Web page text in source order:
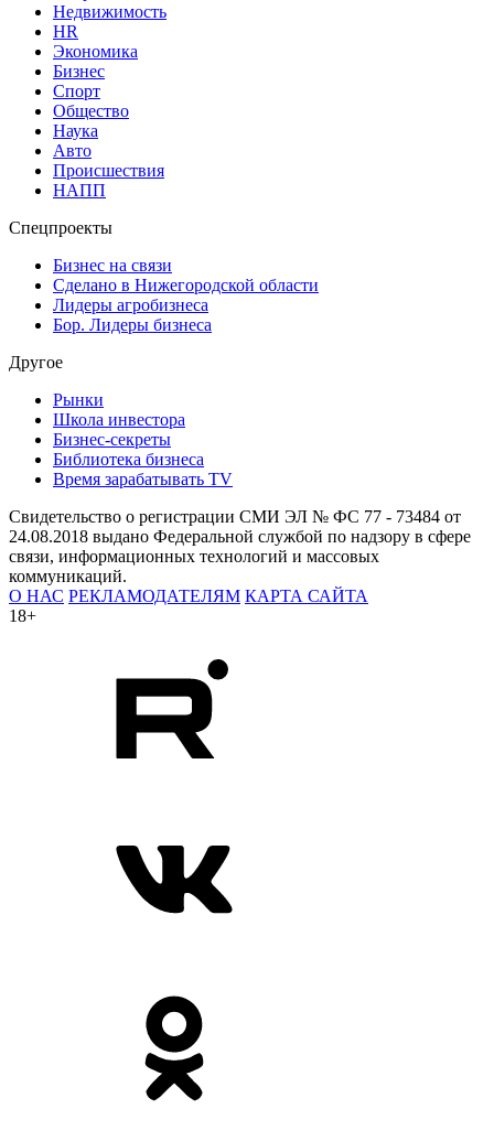
Недвижимость
HR
Экономика
Бизнес
Спорт
Общество
Наука
Авто
Происшествия
НАПП
Спецпроекты
Бизнес на связи
Сделано в Нижегородской области
Лидеры агробизнеса
Бор. Лидеры бизнеса
Другое
Рынки
Школа инвестора
Бизнес-секреты
Библиотека бизнеса
Время зарабатывать TV
Свидетельство о регистрации СМИ ЭЛ № ФС 77 - 73484 от
24.08.2018 выдано Федеральной службой по надзору в сфере
связи, информационных технологий и массовых
коммуникаций.
О НАС РЕКЛАМОДАТЕЛЯМ КАРТА САЙТА
18+